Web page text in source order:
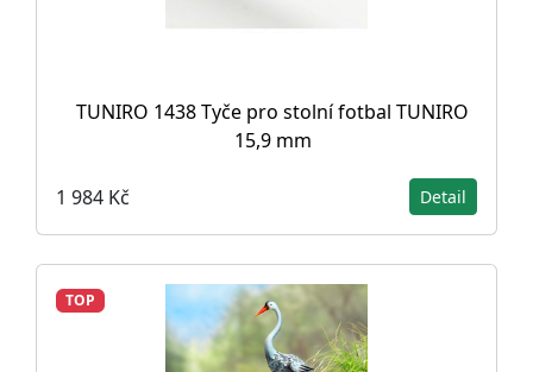
TUNIRO 1438 Tyče pro stolní fotbal TUNIRO
15,9 mm
1 984 Kč Detail
TOP